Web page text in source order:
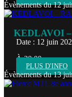
Évènements du 12
KEDLAVOI
Date : 12 juin
À 20:00
PLUS D'INFO
Évènements du 13